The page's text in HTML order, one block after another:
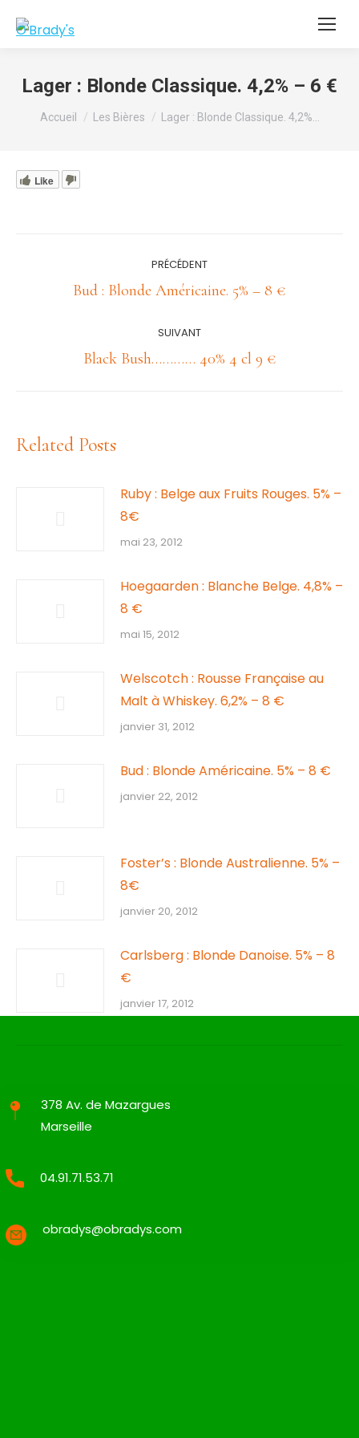
Lager : Blonde Classique. 4,2% – 6 €
Vous êtes ici :
Accueil Les Bières Lager : Blonde Classique. 4,2%…
Like
article
PRÉCÉDENT
Article
:
Bud : Blonde Américaine. 5% – 8 €
SUIVANT
Article
Black Bush………… 40% 4 cl 9 €
Related Posts
Ruby : Belge aux Fruits Rouges. 5% –
8€
mai 23, 2012
Hoegaarden : Blanche Belge. 4,8% –
8 €
mai 15, 2012
Welscotch : Rousse Française au
Malt à Whiskey. 6,2% – 8 €
janvier 31, 2012
Bud : Blonde Américaine. 5% – 8 €
janvier 22, 2012
Foster’s : Blonde Australienne. 5% –
8€
janvier 20, 2012
Carlsberg : Blonde Danoise. 5% – 8
€
janvier 17, 2012
378 Av. de Mazargues
Marseille
04.91.71.53.71
obradys@obradys.com